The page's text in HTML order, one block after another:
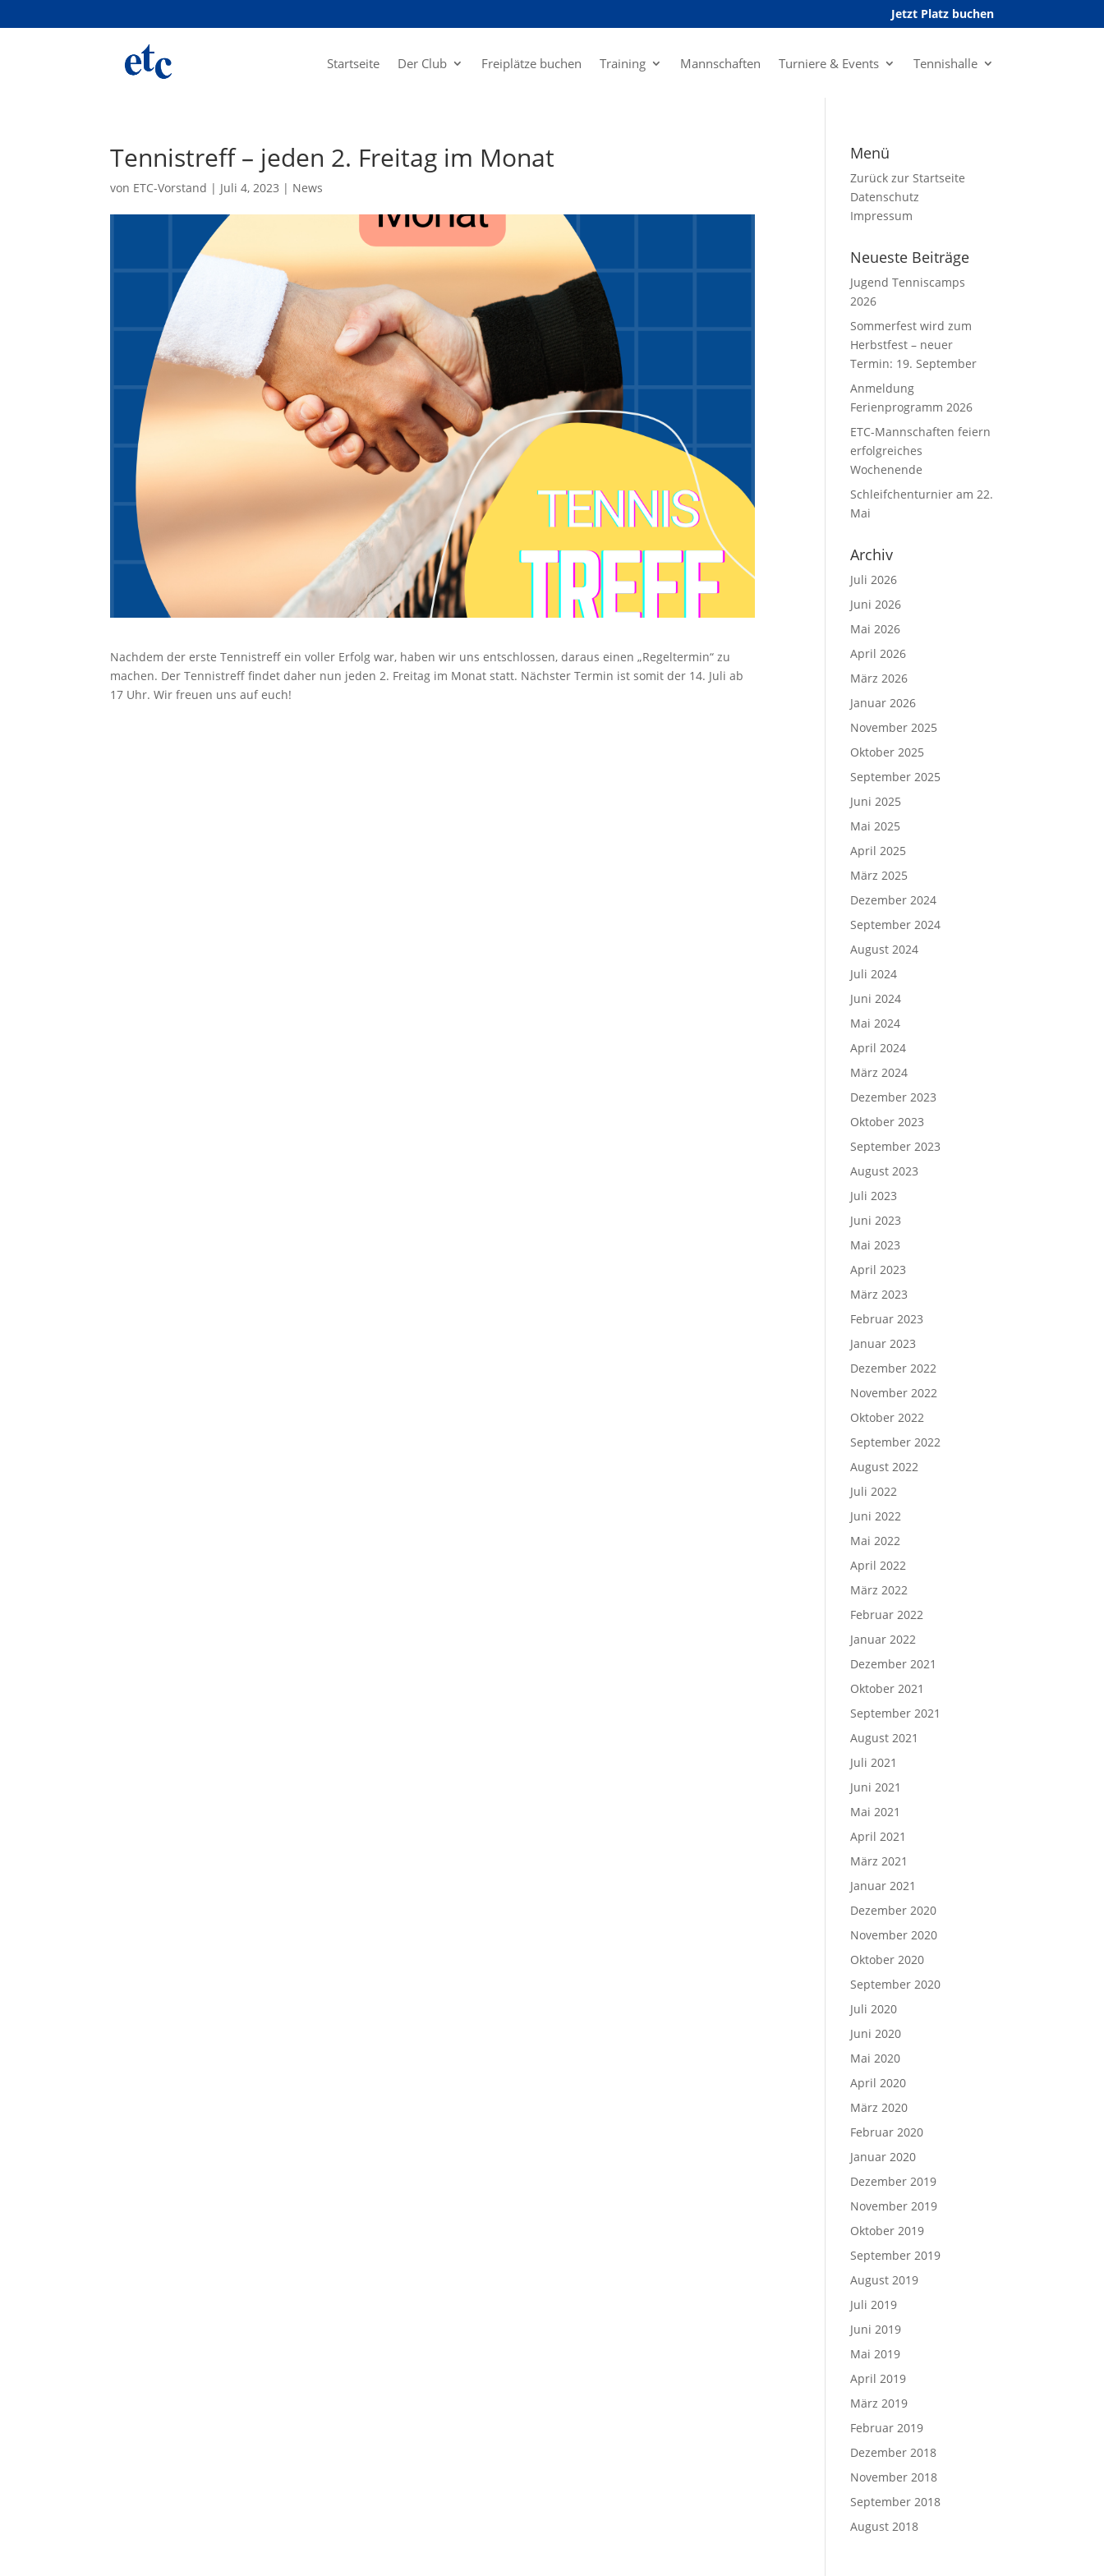
Jetzt Platz buchen
Startseite Der Club Freiplätze buchen Training Mannschaften Turniere & Events Tennishalle
Tennistreff – jeden 2. Freitag im Monat
von ETC-Vorstand | Juli 4, 2023 | News
Nachdem der erste Tennistreff ein voller Erfolg war, haben wir uns entschlossen, daraus einen „Regeltermin“ zu
machen. Der Tennistreff findet daher nun jeden 2. Freitag im Monat statt. Nächster Termin ist somit der 14. Juli ab
17 Uhr. Wir freuen uns auf euch!
Menü
Zurück zur Startseite
Datenschutz
Impressum
Neueste Beiträge
Jugend Tenniscamps
2026
Sommerfest wird zum
Herbstfest – neuer
Termin: 19. September
Anmeldung
Ferienprogramm 2026
ETC-Mannschaften feiern
erfolgreiches
Wochenende
Schleifchenturnier am 22.
Mai
Archiv
Juli 2026
Juni 2026
Mai 2026
April 2026
März 2026
Januar 2026
November 2025
Oktober 2025
September 2025
Juni 2025
Mai 2025
April 2025
März 2025
Dezember 2024
September 2024
August 2024
Juli 2024
Juni 2024
Mai 2024
April 2024
März 2024
Dezember 2023
Oktober 2023
September 2023
August 2023
Juli 2023
Juni 2023
Mai 2023
April 2023
März 2023
Februar 2023
Januar 2023
Dezember 2022
November 2022
Oktober 2022
September 2022
August 2022
Juli 2022
Juni 2022
Mai 2022
April 2022
März 2022
Februar 2022
Januar 2022
Dezember 2021
Oktober 2021
September 2021
August 2021
Juli 2021
Juni 2021
Mai 2021
April 2021
März 2021
Januar 2021
Dezember 2020
November 2020
Oktober 2020
September 2020
Juli 2020
Juni 2020
Mai 2020
April 2020
März 2020
Februar 2020
Januar 2020
Dezember 2019
November 2019
Oktober 2019
September 2019
August 2019
Juli 2019
Juni 2019
Mai 2019
April 2019
März 2019
Februar 2019
Dezember 2018
November 2018
September 2018
August 2018